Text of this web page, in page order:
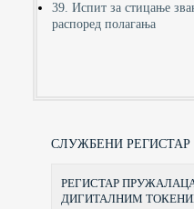
39. Испит за стицање
распоред полагања
СЛУЖБЕНИ
РЕГИСТАР
ДИГИТАЛНИМ